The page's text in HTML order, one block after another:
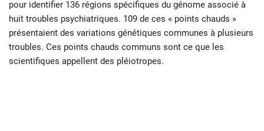
pour identifier 136 régions spécifiques du génome associé à
huit troubles psychiatriques. 109 de ces « points chauds »
présentaient des variations génétiques communes à plusieurs
troubles. Ces points chauds communs sont ce que les
scientifiques appellent des pléiotropes.